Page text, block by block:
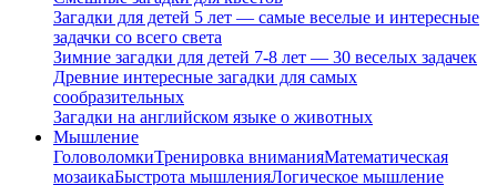
Загадки для детей 5 лет — самые веселые и интересные
задачки со всего света
Зимние загадки для детей 7-8 лет — 30 веселых задачек
Древние интересные загадки для самых
сообразительных
Загадки на английском языке о животных
Мышление
ГоловоломкиТренировка вниманияМатематическая
мозаикаБыстрота мышленияЛогическое мышление